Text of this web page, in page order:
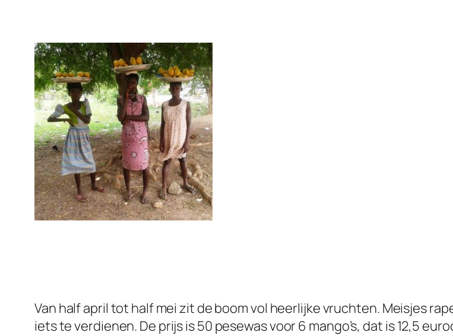
Van half april tot half mei zit de boom vol heerlijke vruchten. Meisjes
iets te verdienen. De prijs is 50 pesewas voor 6 mango’s, dat is 12,5